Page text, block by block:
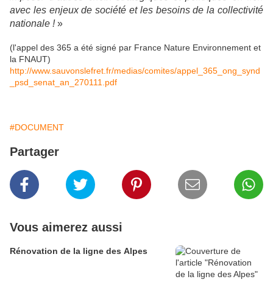
avec les enjeux de société et les besoins de la collectivité
nationale !»
(l'appel des 365 a été signé par France Nature Environnement et
la FNAUT)
http://www.sauvonslefret.fr/medias/comites/appel_365_ong_synd
_psd_senat_an_270111.pdf
#DOCUMENT
Partager
Vous aimerez aussi
Rénovation de la ligne des Alpes